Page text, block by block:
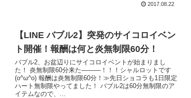
2017.08.22
【LINE バブル2】突発のサイコロイベン
ト開催！報酬は何と炎無制限60分！
バブル2、お盆辺りにサイコロイベントが始まりまし
た！ 炎無制限60分来た―――！！！シャルロットです
(o^ω^o) 報酬は炎無制限60分！≫先日ショコラも1日限定
ハート無制限やってました！ バブル2は60分無制限のア
イテムなので、...